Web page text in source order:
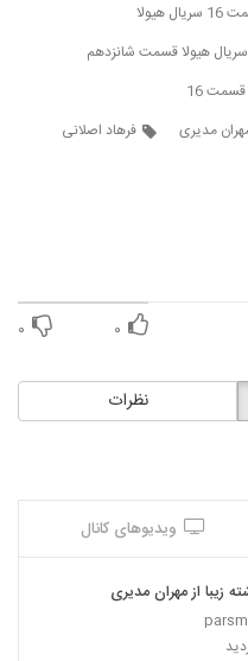
هیولا
سریال هیولا قسمت شانزدهم
16
مدیری
فرهاد اصلانی
۰ ۰
نظرات
ویدیوهای کانال
زیبا از مهران مدیری